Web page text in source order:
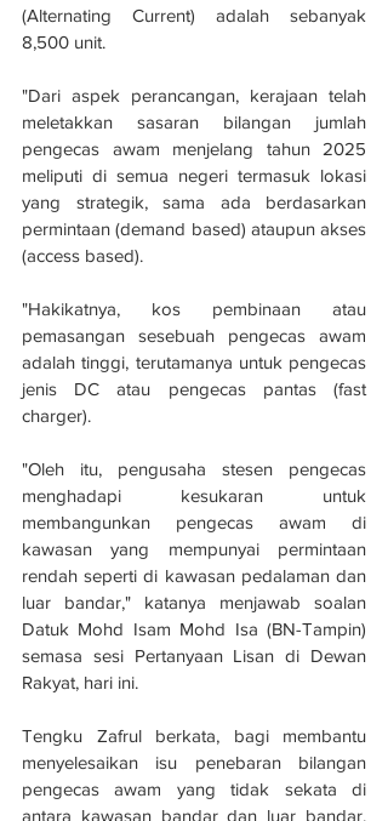
(Alternating Current) adalah sebanyak
8,500 unit.
"Dari aspek perancangan, kerajaan telah
meletakkan sasaran bilangan jumlah
pengecas awam menjelang tahun 2025
meliputi di semua negeri termasuk lokasi
yang strategik, sama ada berdasarkan
permintaan (demand based) ataupun akses
(access based).
"Hakikatnya, kos pembinaan atau
pemasangan sesebuah pengecas awam
adalah tinggi, terutamanya untuk pengecas
jenis DC atau pengecas pantas (fast
charger).
"Oleh itu, pengusaha stesen pengecas
menghadapi kesukaran untuk
membangunkan pengecas awam di
kawasan yang mempunyai permintaan
rendah seperti di kawasan pedalaman dan
luar bandar," katanya menjawab soalan
Datuk Mohd Isam Mohd Isa (BN-Tampin)
semasa sesi Pertanyaan Lisan di Dewan
Rakyat, hari ini.
Tengku Zafrul berkata, bagi membantu
menyelesaikan isu penebaran bilangan
pengecas awam yang tidak sekata di
antara kawasan bandar dan luar bandar,